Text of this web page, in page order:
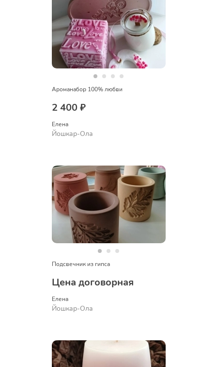
Ароманабор 100% любви
2 400 ₽
Елена
Йошкар-Ола
Подсвечник из гипса
Цена договорная
Елена
Йошкар-Ола